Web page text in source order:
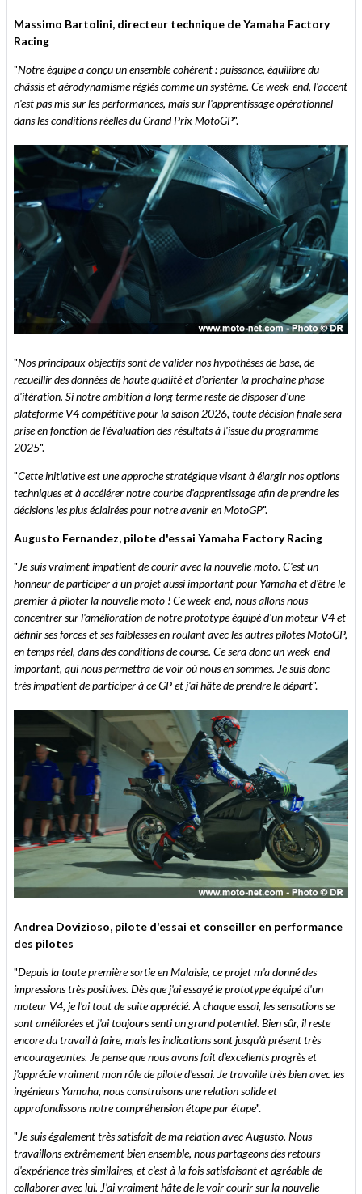
Massimo Bartolini, directeur technique de Yamaha Factory
Racing
"Notre équipe a conçu un ensemble cohérent : puissance, équilibre du
châssis et aérodynamisme réglés comme un système. Ce week-end, l'accent
n'est pas mis sur les performances, mais sur l'apprentissage opérationnel
dans les conditions réelles du Grand Prix MotoGP".
"Nos principaux objectifs sont de valider nos hypothèses de base, de
recueillir des données de haute qualité et d'orienter la prochaine phase
d'itération. Si notre ambition à long terme reste de disposer d'une
plateforme V4 compétitive pour la saison 2026, toute décision finale sera
prise en fonction de l'évaluation des résultats à l'issue du programme
2025".
"Cette initiative est une approche stratégique visant à élargir nos options
techniques et à accélérer notre courbe d'apprentissage afin de prendre les
décisions les plus éclairées pour notre avenir en MotoGP".
Augusto Fernandez, pilote d'essai Yamaha Factory Racing
"Je suis vraiment impatient de courir avec la nouvelle moto. C'est un
honneur de participer à un projet aussi important pour Yamaha et d'être le
premier à piloter la nouvelle moto ! Ce week-end, nous allons nous
concentrer sur l'amélioration de notre prototype équipé d'un moteur V4 et
définir ses forces et ses faiblesses en roulant avec les autres pilotes MotoGP,
en temps réel, dans des conditions de course. Ce sera donc un week-end
important, qui nous permettra de voir où nous en sommes. Je suis donc
très impatient de participer à ce GP et j'ai hâte de prendre le départ".
Andrea Dovizioso, pilote d'essai et conseiller en performance
des pilotes
"Depuis la toute première sortie en Malaisie, ce projet m'a donné des
impressions très positives. Dès que j'ai essayé le prototype équipé d'un
moteur V4, je l'ai tout de suite apprécié. À chaque essai, les sensations se
sont améliorées et j'ai toujours senti un grand potentiel. Bien sûr, il reste
encore du travail à faire, mais les indications sont jusqu'à présent très
encourageantes. Je pense que nous avons fait d'excellents progrès et
j'apprécie vraiment mon rôle de pilote d'essai. Je travaille très bien avec les
ingénieurs Yamaha, nous construisons une relation solide et
approfondissons notre compréhension étape par étape".
"Je suis également très satisfait de ma relation avec Augusto. Nous
travaillons extrêmement bien ensemble, nous partageons des retours
d'expérience très similaires, et c'est à la fois satisfaisant et agréable de
collaborer avec lui. J'ai vraiment hâte de le voir courir sur la nouvelle